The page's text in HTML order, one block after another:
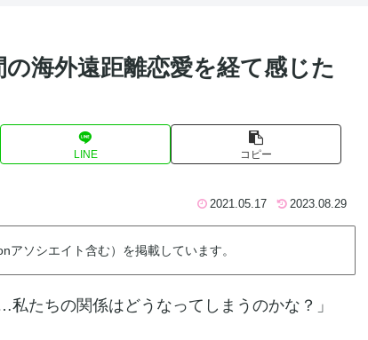
の海外遠距離恋愛を経て感じた
LINE コピー
2021.05.17 2023.08.29
アソシエイト含む）を掲載しています。
たちの関係はどうなってしまうのかな？」